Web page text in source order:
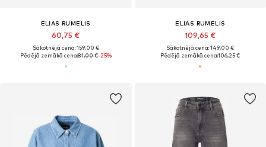
ELIAS RUMELIS
60,75 €
Sākotnējā cena: 159,00 €
Pēdējā zemākā cena:81,00 €-25%
ELIAS RUMELIS
109,65 €
Sākotnējā cena: 149,00 €
Pēdējā zemākā cena:106,25 €